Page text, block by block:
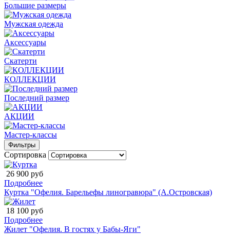
Большие размеры
Мужская одежда
Аксессуары
Скатерти
КОЛЛЕКЦИИ
Последний размер
АКЦИИ
Мастер-классы
Фильтры
Сортировка
26 900 руб
Подробнее
Куртка "Офелия. Барельефы линогравюра" (А.Островская)
18 100 руб
Подробнее
Жилет "Офелия. В гостях у Бабы-Яги"